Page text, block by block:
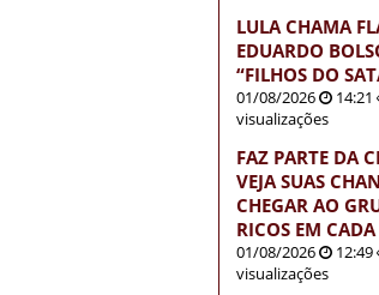
LULA CHAMA
EDUARDO
“FILHOS DO
01/08/2026 14:21
visualizações
FAZ PARTE DA
VEJA SUAS
CHEGAR AO
RICOS EM
01/08/2026 12:49
visualizações